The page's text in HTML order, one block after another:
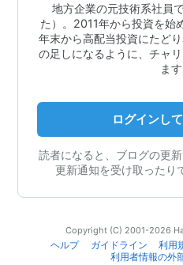
地方企業の元技術系社員
た）。2011年から投資を始
年末から高配当投資にたど
の足しになるように、チャ
ます
ログインし
読者になると、ブログの更
更新通知を受け取ったり
Copyright (C) 2001-2026
ヘルプ
ガイドライン 利用
利用者情報の外